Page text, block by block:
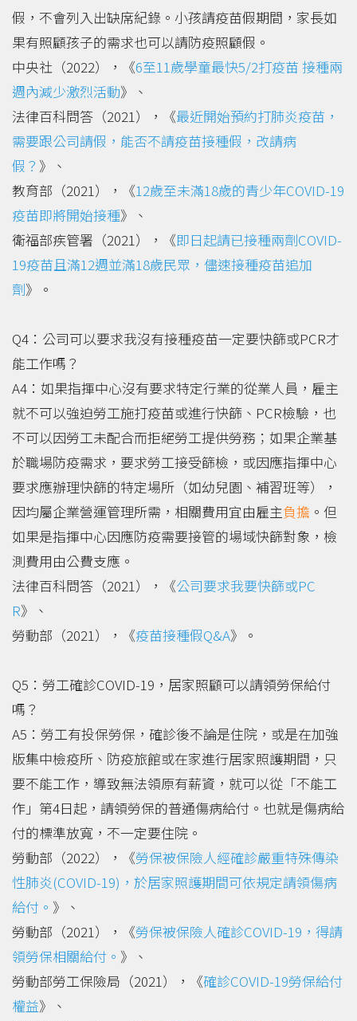
假，不會列入出缺席紀錄。小孩請疫苗假期間，家長如
果有照顧孩子的需求也可以請防疫照顧假。
中央社（2022），《6至11歲學童最快5/2打疫苗 接種兩
週內減少激烈活動》、
法律百科問答（2021），《最近開始預約打肺炎疫苗，
需要跟公司請假，能否不請疫苗接種假，改請病
假？ 》、
教育部（2021），《12歲至未滿18歲的青少年COVID-19
疫苗即將開始接種》、
衛福部疾管署（2021），《即日起請已接種兩劑COVID-
19疫苗且滿12週並滿18歲民眾，儘速接種疫苗追加
劑》。
Q4：公司可以要求我沒有接種疫苗一定要快篩或PCR才
能工作嗎？
A4：如果指揮中心沒有要求特定行業的從業人員，雇主
就不可以強迫勞工施打疫苗或進行快篩、PCR檢驗，也
不可以因勞工未配合而拒絕勞工提供勞務；如果企業基
於職場防疫需求，要求勞工接受篩檢，或因應指揮中心
要求應辦理快篩的特定場所（如幼兒園、補習班等），
因均屬企業營運管理所需，相關費用宜由雇主負擔 。但
如果是指揮中心因應防疫需要接管的場域快篩對象，檢
測費用由公費支應。
法律百科問答（2021），《公司要求我要快篩或PC
R》、
勞動部（2021），《疫苗接種假Q&A》。
Q5：勞工確診COVID-19，居家照顧可以請領勞保給付
嗎？
A5：勞工有投保勞保，確診後不論是住院，或是在加強
版集中檢疫所、防疫旅館或在家進行居家照護期間，只
要不能工作，導致無法領原有薪資，就可以從「不能工
作」第4日起，請領勞保的普通傷病給付。也就是傷病給
付的標準放寬，不一定要住院。
勞動部（2022），《勞保被保險人經確診嚴重特殊傳染
性肺炎(COVID-19)，於居家照護期間可依規定請領傷病
給付。 》、
勞動部（2021），《勞保被保險人確診COVID-19，得請
領勞保相關給付。 》、
勞動部勞工保險局（2021），《確診COVID-19勞保給付
權益》、